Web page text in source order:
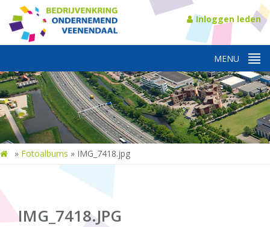
Inloggen leden
» Fotoalbums » IMG_7418.jpg
IMG_7418.JPG